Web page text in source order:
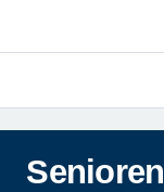
Senioren